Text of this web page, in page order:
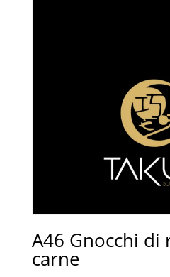
A46 Gnocchi di
carne